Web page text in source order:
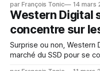
une rétro analyse d'un
partie de son Software
par François Tonic 14 mars
Western Digital
concentre sur
Surprise ou non, Western
marché du SSD pour se